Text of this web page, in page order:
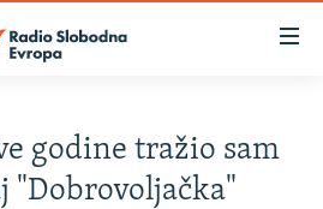
godine tražio sam
"Dobrovoljačka"